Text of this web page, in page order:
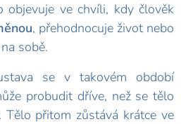
objevuje ve chvíli, kdy člověk
, přehodnocuje život nebo
sobě.
se v takovém období
probudit dříve, než se tělo
Tělo přitom zůstává krátce ve